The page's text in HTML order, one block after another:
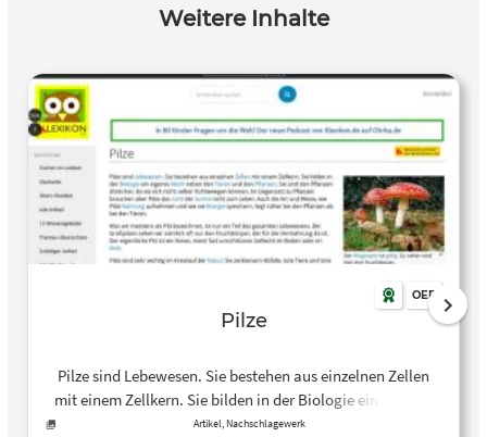
Weitere Inhalte
OER
Pilze
Pilze sind Lebewesen. Sie bestehen aus einzelnen Zellen
mit einem Zellkern. Sie bilden in der Biologie ein eigenes
Reich neben den Tieren und den Pflanzen. Sie sind den
Artikel, Nachschlagewerk